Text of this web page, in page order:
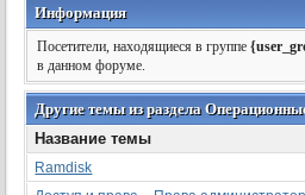
Информация
Посетители, находящиеся в группе
в данном форуме.
Другие темы из раздела
Название темы
Ramdisk